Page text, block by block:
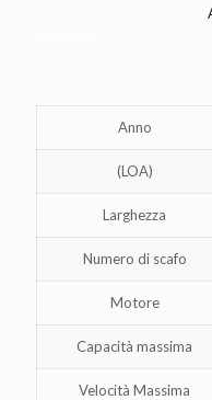
Anno
(LOA)
Larghezza
Numero di scafo
Motore
Capacità massima
Velocità Massima